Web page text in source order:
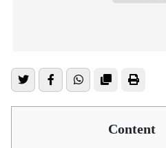
Content